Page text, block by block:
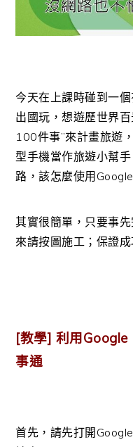
今天在上課時碰到一
出國玩，想遊歷世界
100件事”來計畫旅遊
型手機當作旅遊小幫
路，該怎麼使用
其實很簡單，只要事
來請按圖施工；保證成
[教學] 利用
事通
首先，請先打開